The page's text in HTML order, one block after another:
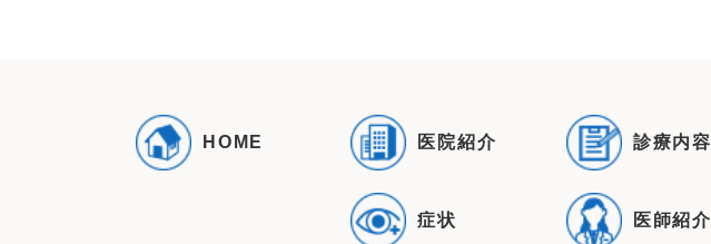
HOME 医院紹介 診療内容
症状 医師紹介